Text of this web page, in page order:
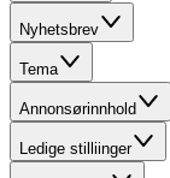
Nyhetsbrev
Tema
Annonsørinnhold
Ledige stilliinger